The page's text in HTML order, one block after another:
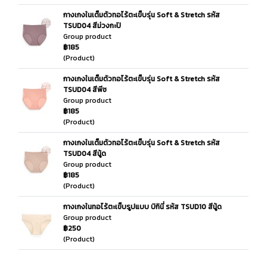
กางเกงในเต็มตัวทอไร้ตะเข็บรุ่น Soft & Stretch รหัส
TSUD04 สีม่วงกะปิ
Group product
฿185
(Product)
กางเกงในเต็มตัวทอไร้ตะเข็บรุ่น Soft & Stretch รหัส
TSUD04 สีพีช
Group product
฿185
(Product)
กางเกงในเต็มตัวทอไร้ตะเข็บรุ่น Soft & Stretch รหัส
TSUD04 สีนู้ด
Group product
฿185
(Product)
กางเกงในทอไร้ตะเข็บรูปแบบ บิกินี่ รหัส TSUD10 สีนู้ด
Group product
฿250
(Product)